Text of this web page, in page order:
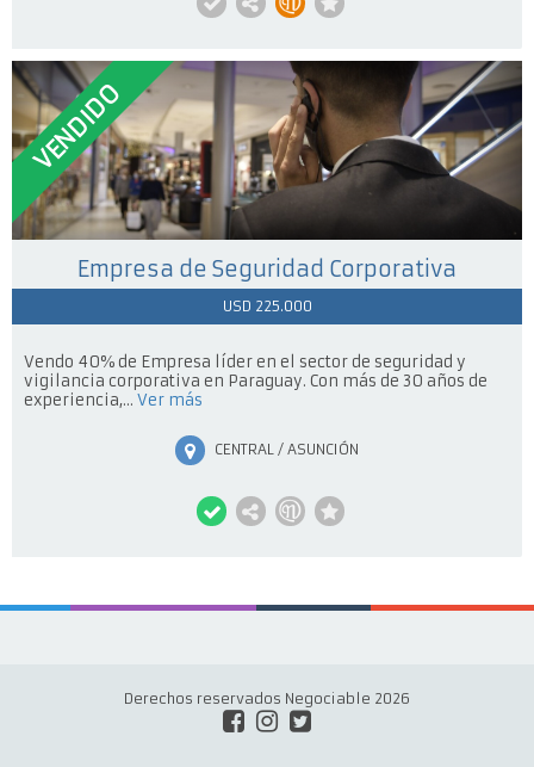
VENDIDO
Empresa de Seguridad Corporativa
USD 225.000
Vendo 40% de Empresa líder en el sector de seguridad y
vigilancia corporativa en Paraguay. Con más de 30 años de
experiencia,... Ver más
CENTRAL / ASUNCIÓN
Derechos reservados Negociable 2026